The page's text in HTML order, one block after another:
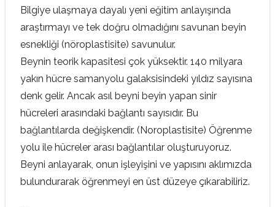
Bilgiye ulaşmaya dayalı yeni eğitim anlayışında
araştırmayı ve tek doğru olmadığını savunan beyin
esnekliği (nöroplastisite) savunulur.
Beynin teorik kapasitesi çok yüksektir. 140 milyara
yakın hücre samanyolu galaksisindeki yıldız sayısına
denk gelir. Ancak asıl beyni beyin yapan sinir
hücreleri arasındaki bağlantı sayısıdır. Bu
bağlantılarda değişkendir. (Noroplastisite) Öğrenme
yolu ile hücreler arası bağlantılar oluşturuyoruz.
Beyni anlayarak, onun işleyişini ve yapısını aklımızda
bulundurarak öğrenmeyi en üst düzeye çıkarabiliriz.